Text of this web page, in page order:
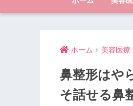
ホーム 美容医療
鼻整形はや
そ話せる鼻